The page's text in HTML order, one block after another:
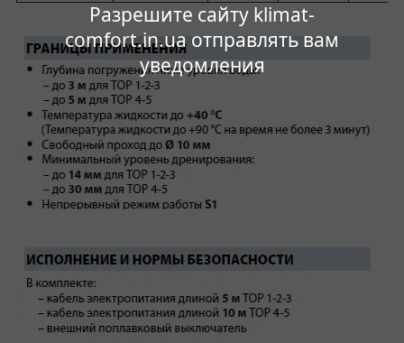
Разрешите сайту klimat-
comfort.in.ua отправлять вам
уведомления